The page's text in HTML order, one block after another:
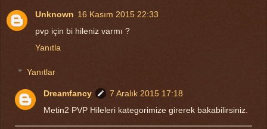
Unknown 16 Kasım 2015 22:33
pvp için bi hileniz varmı ?
Yanıtla
Yanıtlar
Dreamfancy
7 Aralık 2015 17:18
Metin2 PVP Hileleri kategorimize girerek bakabilirsiniz.